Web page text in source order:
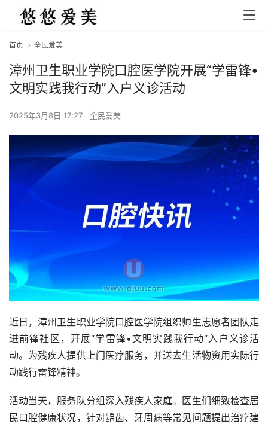
首页 全民爱美
漳州卫生职业学院口腔医学院开展“学雷锋•
文明实践我行动”入户义诊活动
2025年3月8日 17:27 全民爱美
近日，漳州卫生职业学院口腔医学院组织师生志愿者团队走
进前锋社区，开展“学雷锋•文明实践我行动”入户义诊活
动。为残疾人提供上门医疗服务，并送去生活物资用实际行
动践行雷锋精神。
活动当天，服务队分组深入残疾人家庭。医生们细致检查居
民口腔健康状况，针对龋齿、牙周病等常见问题提出治疗建